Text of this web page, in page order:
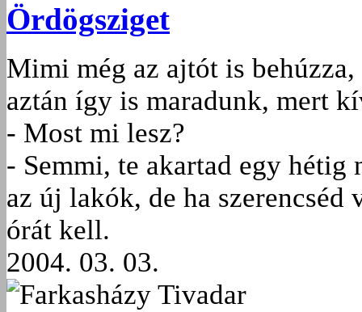
Ördögsziget
Mimi még az ajtót is
aztán így is maradunk, mert
- Most mi lesz?
- Semmi, te akartad egy hétig
az új lakók, de ha szerencséd
órát kell.
2004. 03. 03.
Farkasházy Tivadar